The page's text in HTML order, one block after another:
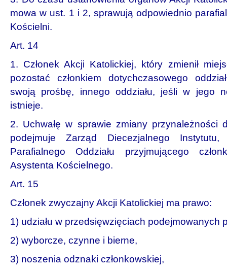
mowa w ust. 1 i 2, sprawują odpowiednio
Kościelni.
Art. 14
1. Członek Akcji Katolickiej, który zmienił
pozostać członkiem dotychczasowego
swoją prośbę, innego oddziału, jeśli w jego
istnieje.
2. Uchwałę w sprawie zmiany przynależności
podejmuje Zarząd Diecezjalnego
Parafialnego Oddziału przyjmującego
Asystenta Kościelnego.
Art. 15
Członek zwyczajny Akcji Katolickiej ma prawo:
1) udziału w przedsięwzięciach podejmowanych
2) wyborcze, czynne i bierne,
3) noszenia odznaki członkowskiej,